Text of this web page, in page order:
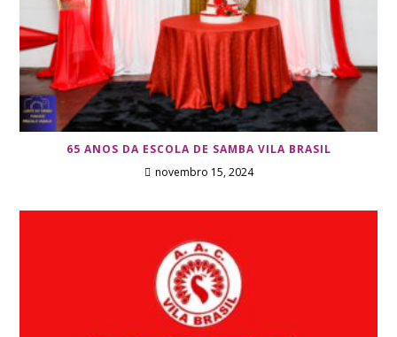
65 ANOS DA ESCOLA DE SAMBA VILA BRASIL
novembro 15, 2024